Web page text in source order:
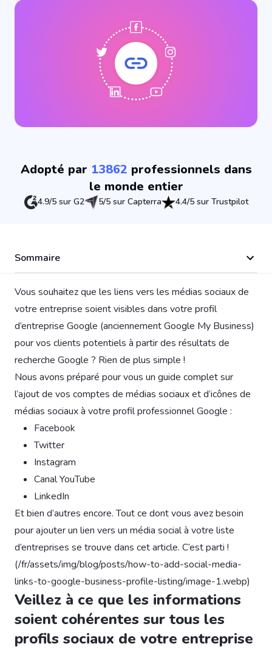
Adopté par 13862 professionnels dans
le monde entier
4.9/5 sur G2 5/5 sur Capterra 4.4/5 sur Trustpilot
Sommaire
Vous souhaitez que les liens vers les médias sociaux de
votre entreprise soient visibles dans votre profil
d’entreprise Google (anciennement Google My Business)
pour vos clients potentiels à partir des résultats de
recherche Google ? Rien de plus simple !
Nous avons préparé pour vous un guide complet sur
l’ajout de vos comptes de médias sociaux et d’icônes de
médias sociaux à votre profil professionnel Google :
Facebook
Twitter
Instagram
Canal YouTube
LinkedIn
Et bien d’autres encore. Tout ce dont vous avez besoin
pour ajouter un lien vers un média social à votre liste
d’entreprises se trouve dans cet article. C’est parti !
(/fr/assets/img/blog/posts/how-to-add-social-media-
links-to-google-business-profile-listing/image-1.webp)
Veillez à ce que les informations
soient cohérentes sur tous les
profils sociaux de votre entreprise